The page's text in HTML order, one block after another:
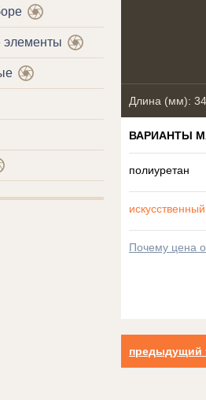
элементы
Длина (мм):
ВАРИАНТЫ
полиуретан
Почему цена
предыдущий